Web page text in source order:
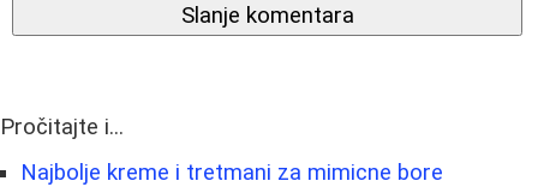
Slanje komentara
Pročitajte i...
Najbolje kreme i tretmani za mimicne bore